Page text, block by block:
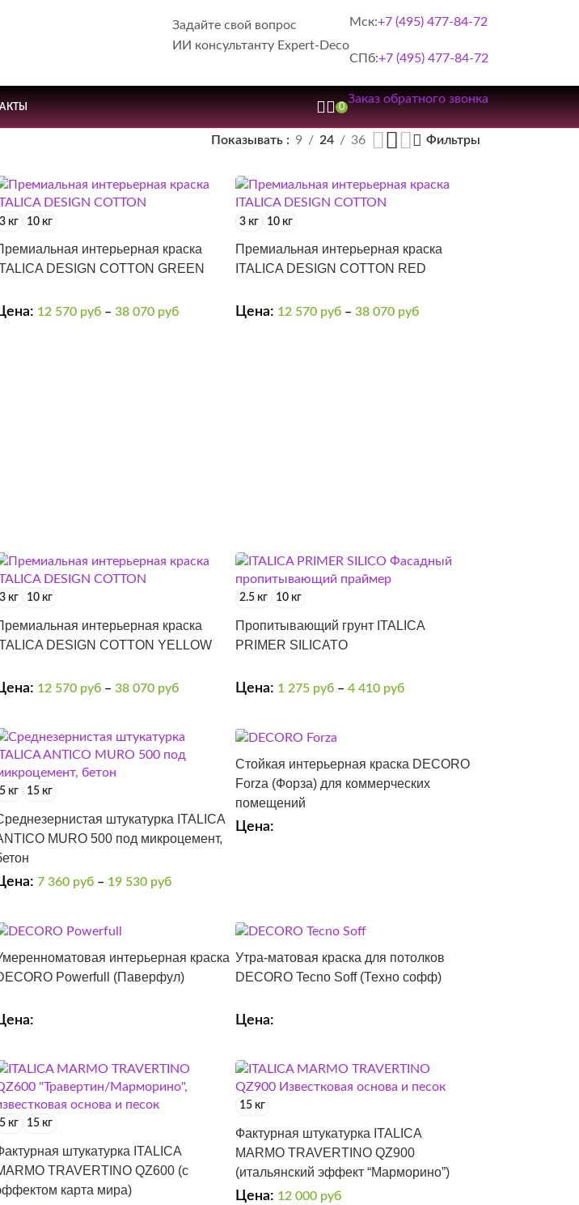
Задайте свой вопрос
ИИ консультанту Expert-Deco
Мск:+7 (495) 477-84-72
СПб:+7 (495) 477-84-72
0
Заказ обратного звонка
Показывать 9 24 36 Фильтры
3 кг 10 кг
интерьерная краска
DESIGN COTTON GREEN
12 570 руб – 38 070 руб
3 кг 10 кг
Премиальная интерьерная краска
ITALICA DESIGN COTTON RED
Цена: 12 570 руб – 38 070 руб
3 кг 10 кг
интерьерная краска
DESIGN COTTON YELLOW
12 570 руб – 38 070 руб
2.5 кг 10 кг
Пропитывающий грунт ITALICA
PRIMER SILICATO
Цена: 1 275 руб – 4 410 руб
5 кг 15 кг
штукатурка ITALICA
MURO 500 под микроцемент,
7 360 руб – 19 530 руб
Стойкая интерьерная краска DECORO
Forza (Форза) для коммерческих
помещений
Цена:
интерьерная краска
Powerfull (Паверфул)
Утра-матовая краска для потолков
DECORO Tecno Soff (Техно софф)
Цена:
5 кг 15 кг
штукатурка ITALICA
TRAVERTINO QZ600 (с
карта мира)
15 кг
Фактурная штукатурка ITALICA
MARMO TRAVERTINO QZ900
(итальянский эффект “Марморино”)
Цена: 12 000 руб